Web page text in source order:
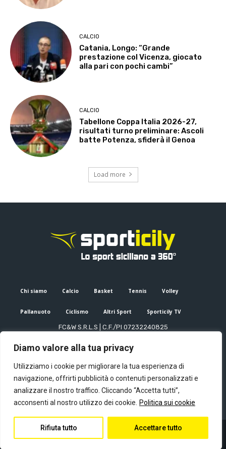
Diamo valore alla tua privacy
Utilizziamo i cookie per migliorare la tua esperienza di
navigazione, offrirti pubblicità o contenuti personalizzati e
analizzare il nostro traffico. Cliccando “Accetta tutti”,
acconsenti al nostro utilizzo dei cookie.
Politica sui cookie
Rifiuta tutto Accettare tutto
CALCIO
Catania, Longo: “Grande
prestazione col Vicenza, giocato
alla pari con pochi cambi”
CALCIO
Tabellone Coppa Italia 2026-27,
risultati turno preliminare: Ascoli
batte Potenza, sfiderà il Genoa
Load more
Chi siamo Calcio Basket Tennis Volley
Pallanuoto Ciclismo Altri Sport Sporticily TV
FC&W S.R.L.S | C.F./PI 07232240825
Editore e direttore responsabile: Francesco Cammuca | Registro
Mail: info@sporticily.it| Telefono:+39 371 788 7216
© Copyright - Sporticily 2023 powered by Primitive web
Privacy Policy
Contatti Chi siamo Redazione